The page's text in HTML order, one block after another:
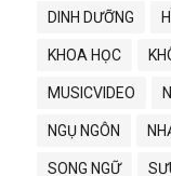
DINH DƯỠNG
KHOA HỌC
MUSICVIDEO
NGỤ NGÔN
SONG NGỮ